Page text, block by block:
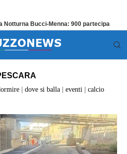
Bucci‑Menna: 900 partecipanti
dove si balla eventi calcio